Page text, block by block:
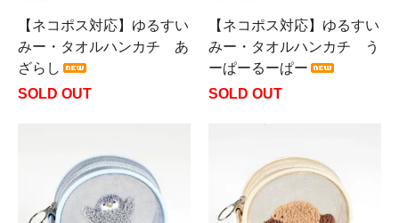
【ネコポス対応】ゆるすい
みー・タオルハンカチ あ
ざらし
SOLD OUT
【ネコポス対応】ゆるすい
みー・タオルハンカチ う
ーぱーるーぱー
SOLD OUT